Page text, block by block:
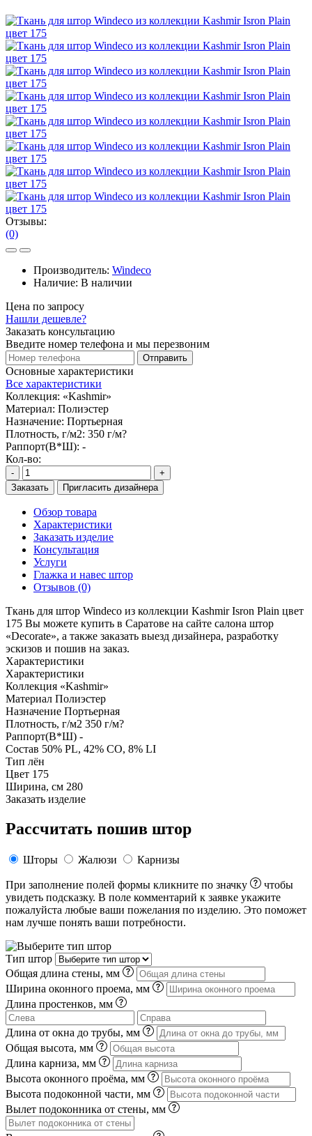
Отзывы:
(0)
Производитель: Windeco
Наличие: В наличии
Цена по запросу
Нашли дешевле?
Заказать консультацию
Введите номер телефона и мы перезвоним
Отправить
Основные характеристики
Все характеристики
Коллекция: «Kashmir»
Материал: Полиэстер
Назначение: Портьерная
Плотность, г/м2: 350 г/м?
Раппорт(В*Ш): -
Кол-во:
-
+
Заказать
Пригласить дизайнера
Обзор товара
Характеристики
Заказать изделие
Консультация
Услуги
Глажка и навес штор
Отзывов (0)
Ткань для штор Windeco из коллекции Kashmir Isron Plain цвет
175 Вы можете купить в Саратове на сайте салона штор
«Decorate», а также заказать выезд дизайнера, разработку
эскизов и пошив на заказ.
Характеристики
Характеристики
Коллекция «Kashmir»
Материал Полиэстер
Назначение Портьерная
Плотность, г/м2 350 г/м?
Раппорт(В*Ш) -
Состав 50% PL, 42% CO, 8% LI
Тип лён
Цвет 175
Ширина, см 280
Заказать изделие
Рассчитать пошив штор
Шторы Жалюзи Карнизы
При заполнение полей формы кликните по значку
чтобы
увидеть подсказку. В поле комментарий к заявке укажите
пожалуйста любые ваши пожелания по изделию. Это поможет
нам лучше понять ваши потребности.
Тип штор
Общая длина стены, мм
Ширина оконного проема, мм
Длина простенков, мм
Длина от окна до трубы, мм
Общая высота, мм
Длина карниза, мм
Высота оконного проёма, мм
Высота подоконной части, мм
Вылет подоконника от стены, мм